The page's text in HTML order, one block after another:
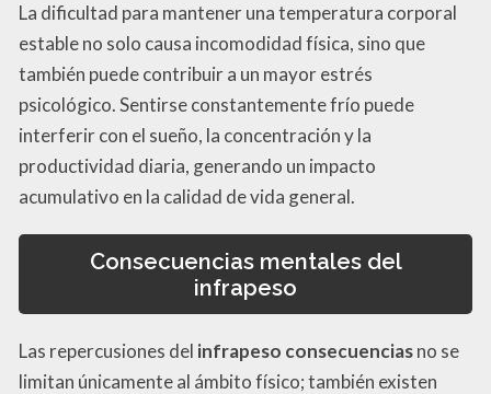
La dificultad para mantener una temperatura corporal
estable no solo causa incomodidad física, sino que
también puede contribuir a un mayor estrés
psicológico. Sentirse constantemente frío puede
interferir con el sueño, la concentración y la
productividad diaria, generando un impacto
acumulativo en la calidad de vida general.
Consecuencias mentales del
infrapeso
Las repercusiones del infrapeso consecuenciasno se
limitan únicamente al ámbito físico; también existen